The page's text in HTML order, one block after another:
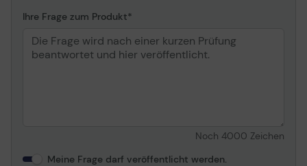
Ihre Frage zum Produkt
Noch 4000 Zeichen
Meine Frage darf veröffentlicht werden.